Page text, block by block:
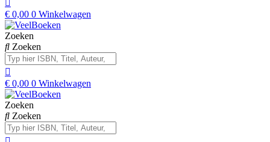
€ 0,00 0 Winkelwagen
Zoeken
Zoeken
€ 0,00 0 Winkelwagen
Zoeken
Zoeken